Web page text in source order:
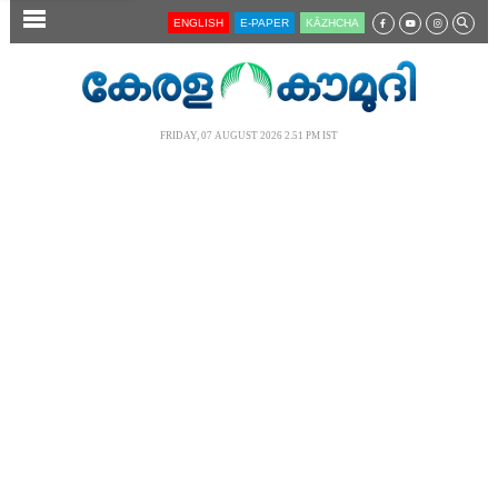
SECTIONS ENGLISH E-PAPER KĀZHCHA
FRIDAY, 07 AUGUST 2026 2.51 PM IST